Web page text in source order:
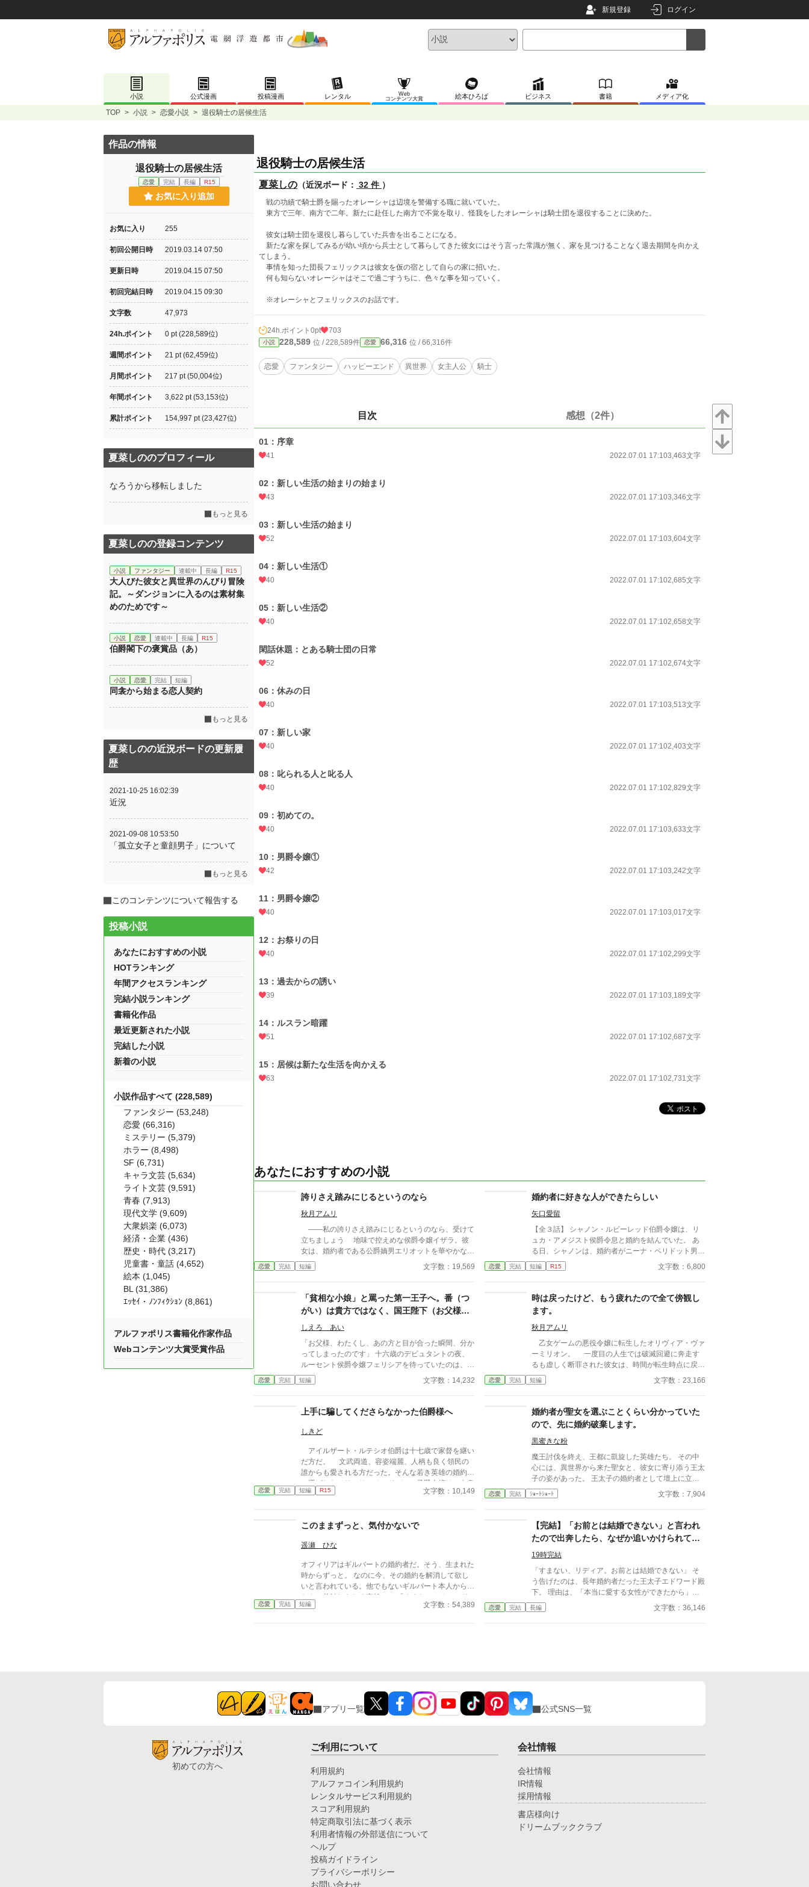
新規登録 ログイン
小説 公式漫画 投稿漫画 レンタル
Web
コンテンツ大賞
絵本ひろば ビジネス 書籍 メディア化
TOP > 小説 > 恋愛小説 > 退役騎士の居候生活
退役騎士の居候生活
夏菜しの （近況ボード： 32 件 ）
戦の功績で騎士爵を賜ったオレーシャは辺境を警備する職に就いていた。
東方で三年、南方で二年。新たに赴任した南方で不覚を取り、怪我をしたオレーシャは騎士団を退役することに決めた。
彼女は騎士団を退役し暮らしていた兵舎を出ることになる。
新たな家を探してみるが幼い頃から兵士として暮らしてきた彼女にはそう言った常識が無く、家を見つけることなく退去期間を向かえ
てしまう。
事情を知った団長フェリックスは彼女を仮の宿として自らの家に招いた。
何も知らないオレーシャはそこで過ごすうちに、色々な事を知っていく。
※オレーシャとフェリックスのお話です。
24h.ポイント 0pt 703
小説 228,589 位 / 228,589件 恋愛 66,316 位 / 66,316件
恋愛 ファンタジー ハッピーエンド 異世界 女主人公 騎士
目次 感想（2件）
01：序章
41 2022.07.01 17:103,463文字
02：新しい生活の始まりの始まり
43 2022.07.01 17:103,346文字
03：新しい生活の始まり
52 2022.07.01 17:103,604文字
04：新しい生活①
40 2022.07.01 17:102,685文字
05：新しい生活②
40 2022.07.01 17:102,658文字
閑話休題：とある騎士団の日常
52 2022.07.01 17:102,674文字
06：休みの日
40 2022.07.01 17:103,513文字
07：新しい家
40 2022.07.01 17:102,403文字
08：叱られる人と叱る人
40 2022.07.01 17:102,829文字
09：初めての。
40 2022.07.01 17:103,633文字
10：男爵令嬢①
42 2022.07.01 17:103,242文字
11：男爵令嬢②
40 2022.07.01 17:103,017文字
12：お祭りの日
40 2022.07.01 17:102,299文字
13：過去からの誘い
39 2022.07.01 17:103,189文字
14：ルスラン暗躍
51 2022.07.01 17:102,687文字
15：居候は新たな生活を向かえる
63 2022.07.01 17:102,731文字
あなたにおすすめの小説
誇りさえ踏みにじるというのなら
秋月アムリ
――私の誇りさえ踏みにじるというのなら、受けて
立ちましょう 地味で控えめな侯爵令嬢イザラ。彼
女は、婚約者である公爵嫡男エリオットを華やかな伯
爵令嬢ベアトリスに奪われ、「真実の愛」を見つけた
という身勝手な理由で一方的に婚約破棄を突きつけら
蔑まれ、尊厳を踏みにじられたイザラ。 だが、彼
女は涙を見せず、侯爵家の誇りを守るため不当な破棄
を断固として拒否。たった一人で反撃の証拠集めを開
始する。 彼女が助力を求めたのは、社交界から距
離を置き、冷徹と噂される辺境伯アレクシス。彼は、
イザラの持つ鋼のような意志と冷静な知性を見抜き、
彼女の非公式な協力者となる。 しかし、そんな彼
女を待っていたのは「辺境伯と不貞を働いている」と
いう、さらに悪質な濡れ衣だった――
恋愛 完結 短編 文字数：19,569
婚約者に好きな人ができたらしい
矢口愛留
【全３話】 シャノン・ルビーレッド伯爵令嬢は、リ
ュカ・アメジスト侯爵令息と婚約を結んでいた。 あ
る日、シャノンは、婚約者がニーナ・ペリドット男爵
令嬢に懸想しているという噂を耳にする。 シャノン
は断罪を回避するため、リュカとの婚約を円満に解消
載したものを改稿した作品です。 ※ 小説家になろう
にも掲載しています。
恋愛 完結 短編 R15 文字数：6,800
「貧相な小娘」と罵った第一王子へ。番（つ
がい）は貴方ではなく、国王陛下（お父様）
でした
しえろ あい
「お父様、わたくし、あの方と目が合った瞬間、分か
ってしまったのです」 十六歳のデビュタントの夜、
ルーセント侯爵令嬢フェリシアを待っていたのは、残
酷な罵倒だった。第一王子カシウスは、可憐な白いド
レスを纏った彼女を「貧相な小娘」と呼び、己の番
に響く冷笑と、愛用の刺繍に込めた自信さえ打ち砕く
ような屈辱。しかし、絶望の淵に立たされた彼女を見
つめていたのは、王子ではなく、圧倒的な威厳を放つ
なり、静まり返る謁見の間。この出会いが、王室を揺
るがす大事件の幕開けになるとは、まだ誰も知らな
い。自身の価値を否定された少女が、真実の愛によっ
て世界で最も幸福な王妃へと駆け上がる、逆転溺愛ス
トーリー。 ※小説家になろう様にも投稿しています
恋愛 完結 短編 文字数：14,232
時は戻ったけど、もう疲れたので全て傍観し
ます。
秋月アムリ
乙女ゲームの悪役令嬢に転生したオリヴィア・ヴァ
ーミリオン。 一度目の人生では破滅回避に奔走す
るも虚しく断罪された彼女は、時間が転生時点に戻っ
た二度目の人生で、全てを諦めていた。 もう疲れ
た。どうせ無駄なら、せめて断罪の日まで穏やかに眠
観を決め込むオリヴィア。 だが、一周目では冷淡
だったはずの婚約者・セドリック王子が、なぜか彼女
に献身的な優しさを見せ、「今度こそ、私が君を守
る」と誓うのだ。 運命に抗う気力さえ失った令嬢
が、思いがけない波乱に巻き込まれていく。全てを諦
めたはずの人生で、彼女を待ち受ける未来とは──
恋愛 完結 短編 文字数：23,166
上手に騙してくださらなかった伯爵様へ
しきど
アイルザート・ルテシオ伯爵は十七歳で家督を継い
だ方だ。 文武両道、容姿端麗、人柄も良く領民の
誰からも愛される方だった。そんな若き英雄の婚約者
に選ばれたメリッサ・オードバーン子爵令嬢は、自身
を果報者と信じて疑っていなかった。 彼が屋敷の
んな事は分かっているつもりだった。分かっていてそ
ザートは、本心から愛した人だったから。
恋愛 完結 短編 R15 文字数：10,149
婚約者が聖女を選ぶことくらい分かっていた
ので、先に婚約破棄します。
黒蜜きな粉
魔王討伐を終え、王都に凱旋した英雄たち。 その中
心には、異世界から来た聖女と、彼女に寄り添う王太
子の姿があった。 王太子の婚約者として壇上に立ち
ながらも、私は自分が選ばれない側だと理解してい
た。 だから、泣かない。縋らない。 私は自分から婚
るために。 そして、私自身の人生を始めるために。
短いお話です。
恋愛 完結 ｼｮｰﾄｼｮｰﾄ 文字数：7,904
このままずっと、気付かないで
遥瀬 ひな
オフィリアはギルバートの婚約者だ。そう、生まれた
時からずっと。 なのに今、その婚約を解消して欲し
いと言われている。他でもないギルバート本人から、
なんの前触れもなく突然に。 「すまない、オフィリ
ア。」 「畏まりました、王太子殿下。」 そう答える
恋愛 完結 短編 文字数：54,389
【完結】「お前とは結婚できない」と言われ
たので出奔したら、なぜか追いかけられてい
ます
19時完結
「すまない、リディア。お前とは結婚できない」 そ
う告げたのは、長年婚約者だった王太子エドワード殿
下。 理由は、「本当に愛する女性ができたから」―
―つまり、私以外に好きな人ができたということ。
（まあ、そんな気はしてました） 社交界では目立た
に、冷酷な王国宰相や腹黒な公爵まで現れて、次々に
になるべきだろう？」 「……私、ただ田舎で静かに
暮らしたいだけなんですけど！！」
恋愛 完結 長編 文字数：36,146
作品の情報
退役騎士の居候生活
恋愛 完結 長編 R15
お気に入り追加
お気に入り 255
初回公開日時 2019.03.14 07:50
更新日時 2019.04.15 07:50
初回完結日時 2019.04.15 09:30
文字数 47,973
24h.ポイント 0 pt (228,589位)
週間ポイント 21 pt (62,459位)
月間ポイント 217 pt (50,004位)
年間ポイント 3,622 pt (53,153位)
累計ポイント 154,997 pt (23,427位)
夏菜しののプロフィール
なろうから移転しました
もっと見る
夏菜しのの登録コンテンツ
小説 ファンタジー 連載中 長編 R15
大人びた彼女と異世界のんびり冒険
記。～ダンジョンに入るのは素材集
めのためです～
小説 恋愛 連載中 長編 R15
伯爵閣下の褒賞品（あ）
小説 恋愛 完結 短編
同衾から始まる恋人契約
もっと見る
夏菜しのの近況ボードの更新履
歴
2021-10-25 16:02:39
近況
2021-09-08 10:53:50
「孤立女子と童顔男子」について
もっと見る
このコンテンツについて報告する
投稿小説
あなたにおすすめの小説
HOTランキング
年間アクセスランキング
完結小説ランキング
書籍化作品
最近更新された小説
完結した小説
新着の小説
小説作品すべて (228,589)
ファンタジー (53,248)
恋愛 (66,316)
ミステリー (5,379)
ホラー (8,498)
SF (6,731)
キャラ文芸 (5,634)
ライト文芸 (9,591)
青春 (7,913)
現代文学 (9,609)
大衆娯楽 (6,073)
経済・企業 (436)
歴史・時代 (3,217)
児童書・童話 (4,652)
絵本 (1,045)
BL (31,386)
ｴｯｾｲ・ﾉﾝﾌｨｸｼｮﾝ (8,861)
アルファポリス書籍化作家作品
Webコンテンツ大賞受賞作品
アプリ一覧 公式SNS一覧
初めての方へ
ご利用について
利用規約
アルファコイン利用規約
レンタルサービス利用規約
スコア利用規約
特定商取引法に基づく表示
利用者情報の外部送信について
ヘルプ
投稿ガイドライン
プライバシーポリシー
お問い合わせ
会社情報
会社情報
IR情報
採用情報
書店様向け
ドリームブッククラブ